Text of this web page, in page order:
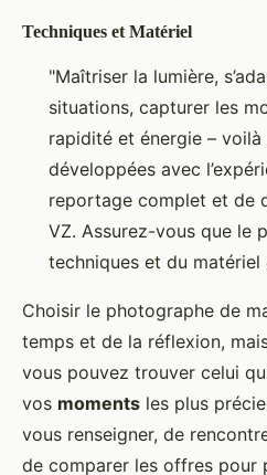
Techniques et Matériel
"Maîtriser la lumière,
situations, capturer les
rapidité et énergie –
développées avec
reportage complet et de
VZ. Assurez-vous que le
techniques et du matériel
Choisir le photographe de
temps et de la réflexion,
vous pouvez trouver celui
vos moments les plus
vous renseigner, de
de comparer les offres pour